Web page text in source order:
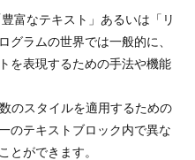
富なテキスト」あるいは「リ
グラムの世界では一般的に、
を表現するための手法や機能
のスタイルを適用するための
のテキストブロック内で異な
とができます。